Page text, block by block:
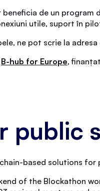
de un program
utile, suport în
ne pot scrie la
B-hub for Europe,
based solutions for
of the Blockathon